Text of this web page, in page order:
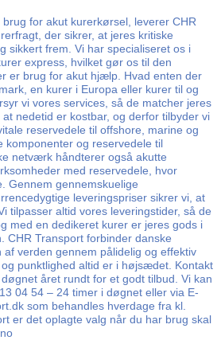
for akut kurerkørsel, leverer CHR
der sikrer, at jeres kritiske
sikkert frem. Vi har specialiseret os i
express, hvilket gør os til den
er brug for akut hjælp. Hvad enten der
en kurer i Europa eller kurer til og
vi vores services, så de matcher jeres
nedetid er kostbar, og derfor tilbyder vi
reservedele til offshore, marine og
komponenter og reservedele til
netværk håndterer også akutte
med reservedele, hvor
Gennem gennemskuelige
leveringspriser sikrer vi, at
tilpasser altid vores leveringstider, så de
med en dedikeret kurer er jeres gods i
CHR Transport forbinder danske
verden gennem pålidelig og effektiv
punktlighed altid er i højsædet. Kontakt
året rundt for et godt tilbud. Vi kan
04 54 – 24 timer i døgnet eller via E-
som behandles hverdage fra kl.
er det oplagte valg når du har brug skal